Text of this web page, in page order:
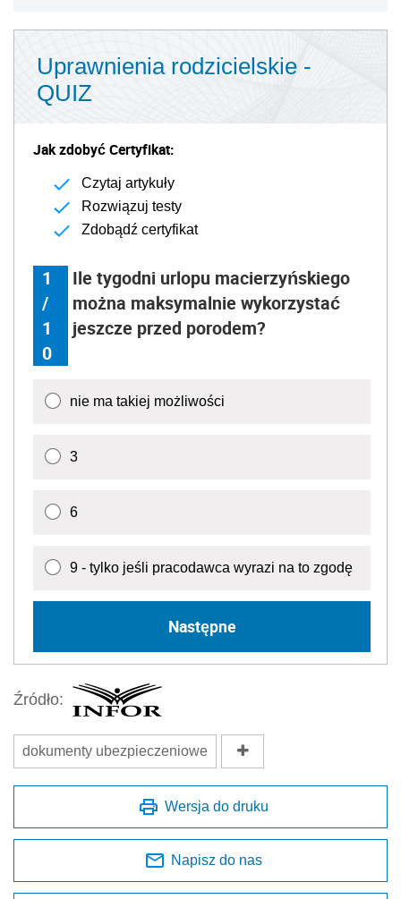
Uprawnienia rodzicielskie -
QUIZ
Jak zdobyć Certyfikat:
Czytaj artykuły
Rozwiązuj testy
Zdobądź certyfikat
1
/
1
0
Ile tygodni urlopu macierzyńskiego
można maksymalnie wykorzystać
jeszcze przed porodem?
nie ma takiej możliwości
3
6
9 - tylko jeśli pracodawca wyrazi na to zgodę
Następne
Źródło:
dokumenty ubezpieczeniowe
Wersja do druku
Napisz do nas